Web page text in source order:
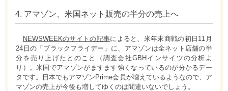
4. アマゾン、米国ネット販売の半分の売上へ
NEWSWEEKのサイトの記事によると、米年末商戦の初日11月
24日の「ブラックフライデー」に、アマゾンは全ネット店舗の半
分を売り上げたとのこと（調査会社GBHインサイツの分析よ
り）。米国でアマゾンがますます強くなっているのが分かるデー
タです。日本でもアマゾンPrime会員が増えているようなので、ア
マゾンの売上が今後も増してゆくのは間違いないでしょう。